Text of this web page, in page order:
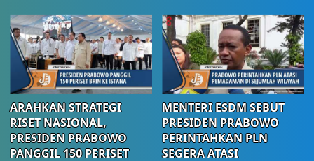
ARAHKAN STRATEGI
RISET NASIONAL,
PRESIDEN PRABOWO
PANGGIL 150 PERISET
MENTERI ESDM SEBUT
PRESIDEN PRABOWO
PERINTAHKAN PLN
SEGERA ATASI